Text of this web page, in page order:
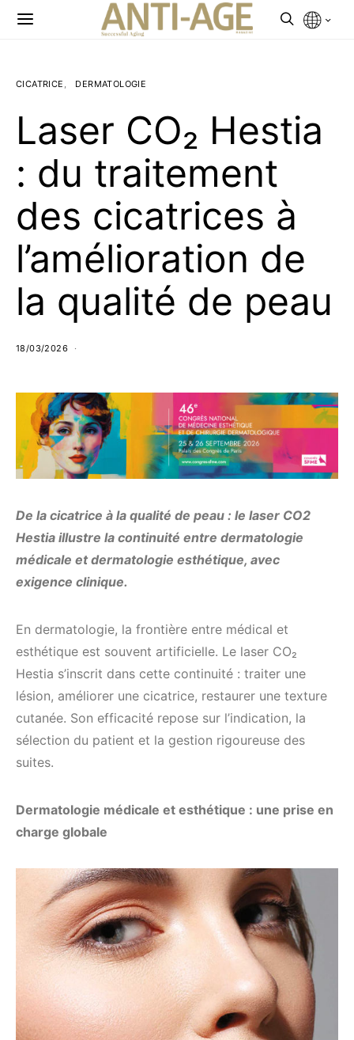
CICATRICE DERMATOLOGIE
Laser CO₂ Hestia
: du traitement
des cicatrices à
l’amélioration de
la qualité de peau
18/03/2026
De la cicatrice à la qualité de peau : le laser CO2
Hestia illustre la continuité entre dermatologie
médicale et dermatologie esthétique, avec
exigence clinique.
En dermatologie, la frontière entre médical et
esthétique est souvent artificielle. Le laser CO₂
Hestia s’inscrit dans cette continuité : traiter une
lésion, améliorer une cicatrice, restaurer une texture
cutanée. Son efficacité repose sur l’indication, la
sélection du patient et la gestion rigoureuse des
suites.
Dermatologie médicale et esthétique : une prise en
charge globale